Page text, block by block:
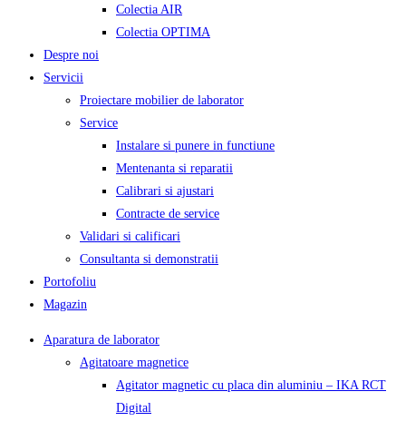
Colectia AIR
Colectia OPTIMA
Despre noi
Servicii
Proiectare mobilier de laborator
Service
Instalare si punere in functiune
Mentenanta si reparatii
Calibrari si ajustari
Contracte de service
Validari si calificari
Consultanta si demonstratii
Portofoliu
Magazin
Aparatura de laborator
Agitatoare magnetice
Agitator magnetic cu placa din aluminiu – IKA RCT
Digital